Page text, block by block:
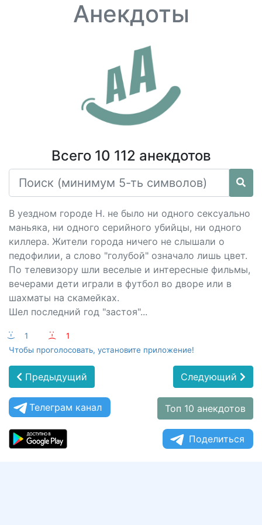
Анекдоты
Всего 10 112 анекдотов
В уездном городе Н. не было ни одного ceкcуально
маньяка, ни одного серийного убийцы, ни одного
киллера. Жители города ничего не слышали о
педофилии, а слово "голубой" означало лишь цвет.
По телевизору шли веселые и интересные фильмы,
вечерами дети играли в футбол во дворе или в
шахматы на скамейках.
Шел последний год "застоя"...
:-) 1 :-(
1
Чтобы проголосовать, установите приложение!
Предыдущий Следующий
Телеграм канал Топ 10 анекдотов
Поделиться